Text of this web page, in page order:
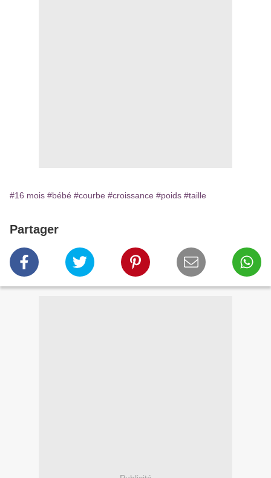
#16 mois #bébé #courbe #croissance #poids #taille
Partager